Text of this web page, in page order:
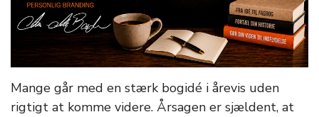
Mange går med en stærk bogidé i årevis uden
rigtigt at komme videre. Årsagen er sjældent, at